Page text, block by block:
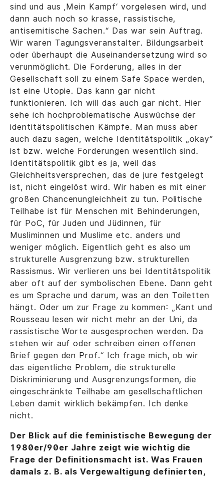
sind und aus ‚Mein Kampf‘ vorgelesen wird, und
dann auch noch so krasse, rassistische,
antisemitische Sachen.“ Das war sein Auftrag.
Wir waren Tagungsveranstalter. Bildungsarbeit
oder überhaupt die Auseinandersetzung wird so
verunmöglicht. Die Forderung, alles in der
Gesellschaft soll zu einem Safe Space werden,
ist eine Utopie. Das kann gar nicht
funktionieren. Ich will das auch gar nicht. Hier
sehe ich hochproblematische Auswüchse der
identitätspolitischen Kämpfe. Man muss aber
auch dazu sagen, welche Identitätspolitik „okay“
ist bzw. welche Forderungen wesentlich sind.
Identitätspolitik gibt es ja, weil das
Gleichheitsversprechen, das de jure festgelegt
ist, nicht eingelöst wird. Wir haben es mit einer
großen Chancenungleichheit zu tun. Politische
Teilhabe ist für Menschen mit Behinderungen,
für PoC, für Juden und Jüdinnen, für
Musliminnen und Muslime etc. anders und
weniger möglich. Eigentlich geht es also um
strukturelle Ausgrenzung bzw. strukturellen
Rassismus. Wir verlieren uns bei Identitätspolitik
aber oft auf der symbolischen Ebene. Dann geht
es um Sprache und darum, was an den Toiletten
hängt. Oder um zur Frage zu kommen: „Kant und
Rousseau lesen wir nicht mehr an der Uni, da
rassistische Worte ausgesprochen werden. Da
stehen wir auf oder schreiben einen offenen
Brief gegen den Prof.“ Ich frage mich, ob wir
das eigentliche Problem, die strukturelle
Diskriminierung und Ausgrenzungsformen, die
eingeschränkte Teilhabe am gesellschaftlichen
Leben damit wirklich bekämpfen. Ich denke
nicht.
Der Blick auf die feministische Bewegung der
1980er/90er Jahre zeigt wie wichtig die
Frage der Definitionsmacht ist. Was Frauen
damals z. B. als Vergewaltigung definierten,